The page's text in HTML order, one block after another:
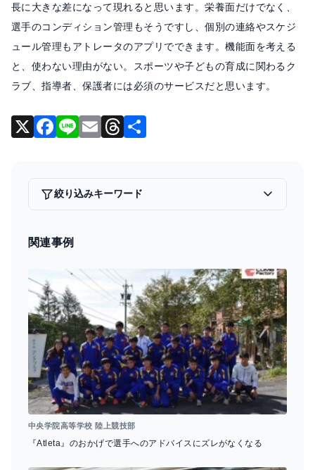
長に大きな差になって現れると思います。栄養面だけでなく、
選手のコンディション管理もそうですし、個別の連絡やスケジ
ュール管理もアトレータのアプリでできます。機能面を考える
と、使わない理由がない。スポーツや子どもの育成に関わるク
ラブ、指導者、保護者には必須のサービスだと思います。
X F
e
o
k
Li E
l
T
a
絞り込みキーワード
関連事例
中央学院高等学校 陸上競技部
『Atleta』のおかげで選手へのアドバイスにズレがなくなる